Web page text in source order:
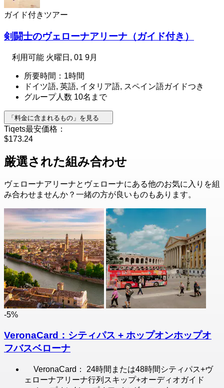
ガイド付きツアー
剣闘士のヴェローナアリーナ（ガイド付き）
利用可能 火曜日, 01 9月
所要時間：1時間
ドイツ語, 英語, イタリア語, スペイン語ガイドつき
グループ人数 10名まで
「料金に含まれるもの」を見る
Tiqets最安価格：
$173.24
厳選された組み合わせ
ヴェローナアリーナとヴェローナにある他のお気に入りを組
み合わせませんか？一緒の方が良いものもあります。
-5%
VeronaCard：シティパス + ホップオンホップオ
フバスベローナ
VeronaCard： 24時間または48時間シティパス+ヴ
ェローナアリーナ行列スキップ+オーディオガイド